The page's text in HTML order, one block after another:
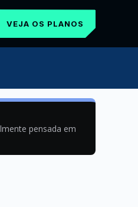
VEJA OS PLANOS
pensada em